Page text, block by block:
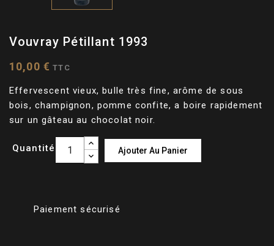
Vouvray Pétillant 1993
10,00 € TTC
Effervescent vieux, bulle très fine, arôme de sous
bois, champignon, pomme confite, a boire rapidement
sur un gâteau au chocolat noir.
Quantité Ajouter Au Panier
Paiement sécurisé